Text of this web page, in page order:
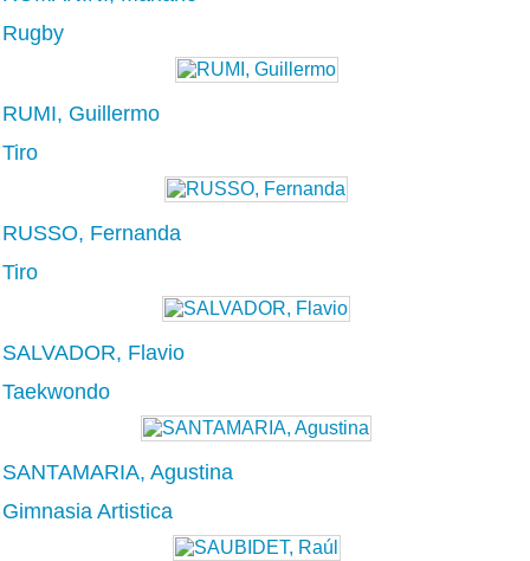
Rugby
RUMI, Guillermo
Tiro
RUSSO, Fernanda
Tiro
SALVADOR, Flavio
Taekwondo
SANTAMARIA, Agustina
Gimnasia Artistica